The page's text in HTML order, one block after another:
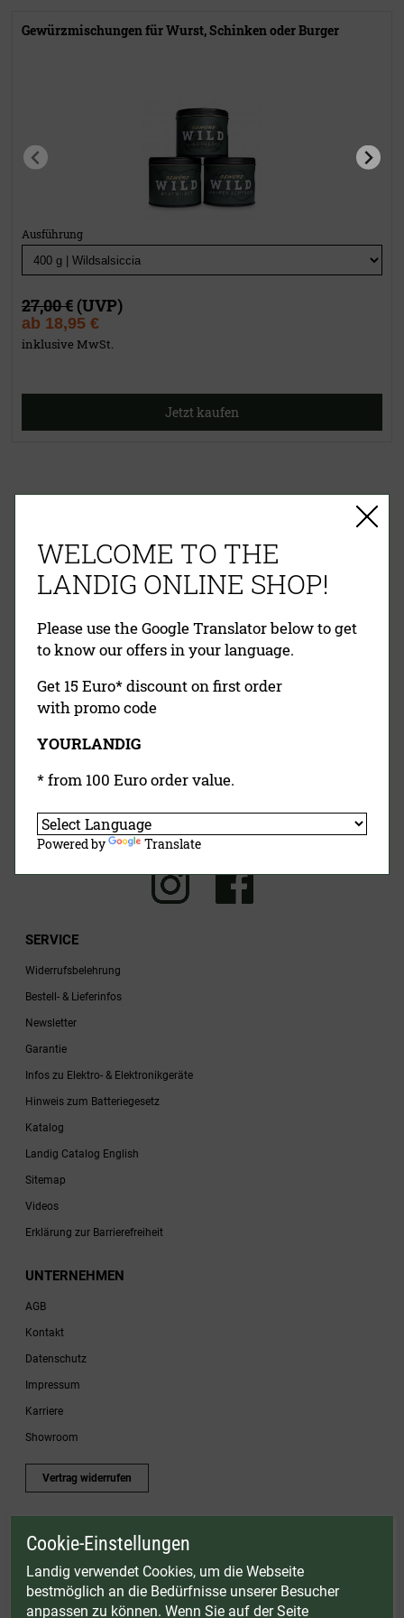
Gewürzmischungen für Wurst, Schinken oder Burger
Ausführung
27,00 € (UVP)
ab 18,95 €
inklusive MwSt.
Jetzt kaufen
RECHNUNG VORKASSE PAYPAL
Jetzt Anmelden
SERVICE
Widerrufsbelehrung
Bestell- & Lieferinfos
Newsletter
Garantie
Infos zu Elektro- & Elektronikgeräte
Hinweis zum Batteriegesetz
Katalog
Landig Catalog English
Sitemap
Videos
Erklärung zur Barrierefreiheit
UNTERNEHMEN
AGB
Kontakt
Datenschutz
Impressum
Karriere
Showroom
Vertrag widerrufen
* Gültig bis einschließlich 17.08.2026. Keine Barauszahlung möglich. Nicht mit
Zubehörartikel. Nicht einlösbar auf bereits rabattierte Sets.
© Landig 1982-2026 (44 Jahre Qualität)
WELCOME TO THE
LANDIG ONLINE SHOP!
Please use the Google Translator below to get
to know our offers in your language.
Get 15 Euro* discount on first order
with promo code
YOURLANDIG
* from 100 Euro order value.
Powered by Translate
Cookie-Einstellungen
Landig verwendet Cookies, um die Webseite
bestmöglich an die Bedürfnisse unserer Besucher
anpassen zu können. Wenn Sie auf der Seite